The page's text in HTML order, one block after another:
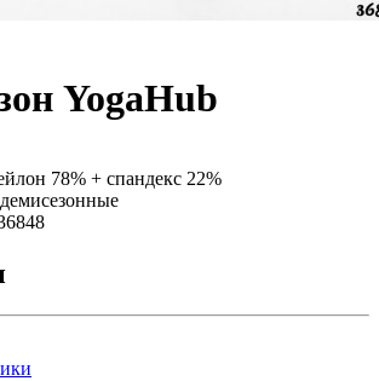
YogaHub
78% + спандекс 22%
демисезонные